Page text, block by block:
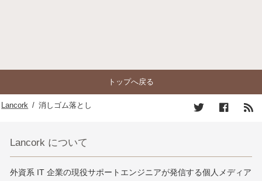
トップへ戻る
Lancork / 消しゴム落とし
Lancork について
外資系 IT 企業の現役サポートエンジニアが発信する個人メディア